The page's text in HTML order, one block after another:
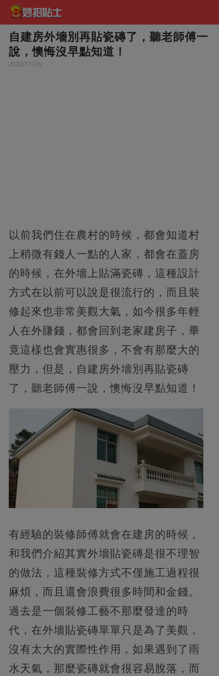
自建房外墻別再貼瓷磚了，聽老師傅一
說，懊悔沒早點知道！
2023/11/26
以前我們住在農村的時候，都會知道村
上稍微有錢人一點的人家，都會在蓋房
的時候，在外墻上貼滿瓷磚，這種設計
方式在以前可以說是很流行的，而且裝
修起來也非常美觀大氣，如今很多年輕
人在外賺錢，都會回到老家建房子，畢
竟這樣也會實惠很多，不會有那麼大的
壓力，但是，自建房外墻別再貼瓷磚
了，聽老師傅一說，懊悔沒早點知道！
有經驗的裝修師傅就會在建房的時候，
和我們介紹其實外墻貼瓷磚是很不理智
的做法，這種裝修方式不僅施工過程很
麻煩，而且還會浪費很多時間和金錢。
過去是一個裝修工藝不那麼發達的時
代，在外墻貼瓷磚單單只是為了美觀，
沒有太大的實際性作用，如果遇到了雨
水天氣，那麼瓷磚就會很容易脫落，而